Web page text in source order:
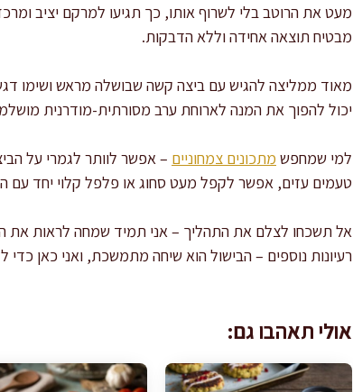
מעט את הרוטב בלי לשרוף אותו, כך תגיעו למרקם יציב
מבטיח תוצאה אחידה וללא הדבקות.
מאוד ממליצה להגיש עם ביצה קשה שבושלה מראש ושימו
יכול להפוך את המנה לארוחת ערב מסורתית-מודרנית
למי שמחפש מתכונים צמחוניים – אפשר לוותר לגמרי על
טעמים עזים, אפשר לקפל מעט סחוג או פלפל קלוי יחד עם
אל תשכחו לצלם את התהליך – אני תמיד שמחה לראות את
רעיונות נוספים – הבישול הוא שיחה מתמשכת, ואני כאן כדי
אולי תאהבו גם: